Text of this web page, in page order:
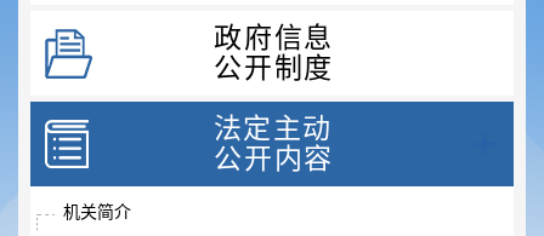
政府信息
公开制度
法定主动
公开内容
机关简介